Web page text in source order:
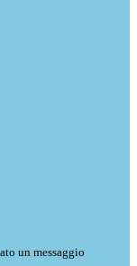
un messaggio